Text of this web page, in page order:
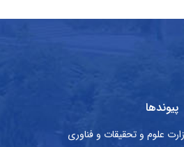
پیوندها
علوم و تحقیقات و فناوری